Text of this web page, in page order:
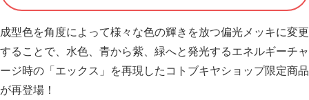
成型色を角度によって様々な色の輝きを放つ偏光メッキに変更
することで、水色、青から紫、緑へと発光するエネルギーチャ
ージ時の「エックス」を再現したコトブキヤショップ限定商品
が再登場！